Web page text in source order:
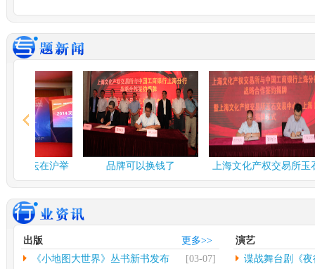
由北京反掌娱乐文化有限
中
2024年度北京工艺...
中新网北京3月3日电(记者
应妮)从“冰墩墩”到“兔...
[详
情]
台
中
32
[
文化和旅游部：开展“...
人民网北京2月26日电（记
社
中
本报南昌2月26日电（记者
朱磊）记者从江西省景德
光
（
坛在沪举 品牌可以换钱了
上海文化产权交易所玉石
交易中...
更多>>
出版
《小地图大世界》丛书新书发布
[03-07]
演艺
谍战舞台剧《